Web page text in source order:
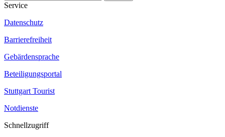
Service
Datenschutz
Barrierefreiheit
Gebärdensprache
Beteiligungsportal
Stuttgart Tourist
Notdienste
Schnellzugriff